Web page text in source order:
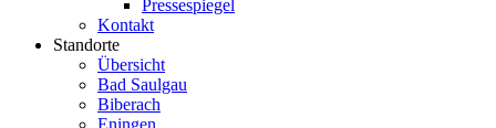
Pressespiegel
Kontakt
Standorte
Übersicht
Bad Saulgau
Biberach
Eningen